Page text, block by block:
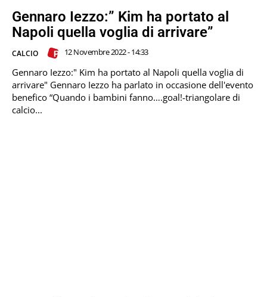
Gennaro Iezzo:” Kim ha portato al
Napoli quella voglia di arrivare”
CALCIO 12 Novembre 2022 - 14:33
Gennaro Iezzo:" Kim ha portato al Napoli quella voglia di
arrivare" Gennaro Iezzo ha parlato in occasione dell'evento
benefico “Quando i bambini fanno….goal!-triangolare di
calcio...